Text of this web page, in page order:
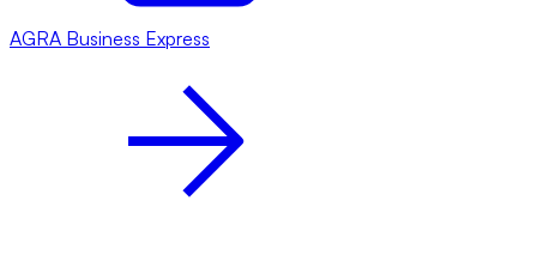
AGRA Business Express